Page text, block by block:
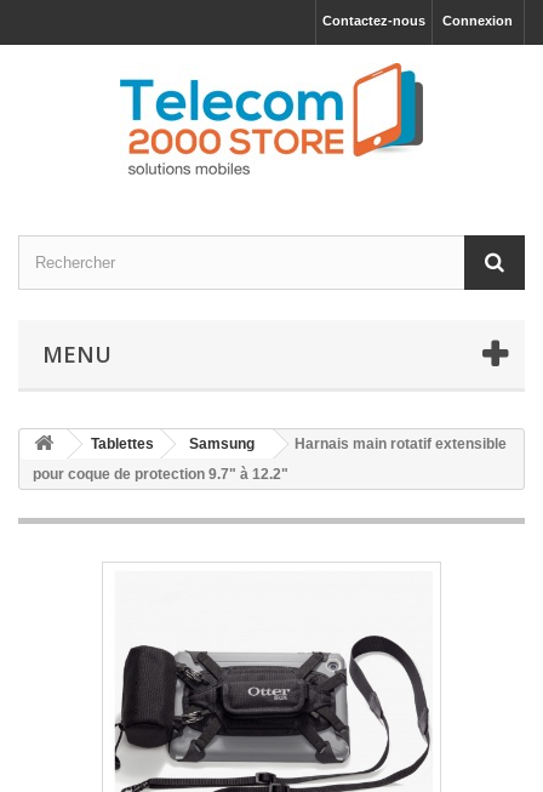
Connexion
Contactez-nous
MENU
Tablettes Samsung
Harnais main rotatif extensible
pour coque de protection 9.7" à 12.2"